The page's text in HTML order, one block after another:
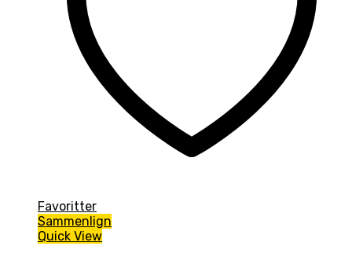
Favoritter
Sammenlign
Quick View